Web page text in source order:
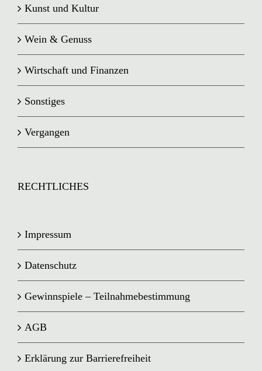
Kunst und Kultur
Wein & Genuss
Wirtschaft und Finanzen
Sonstiges
Vergangen
RECHTLICHES
Impressum
Datenschutz
Gewinnspiele – Teilnahmebestimmung
AGB
Erklärung zur Barrierefreiheit